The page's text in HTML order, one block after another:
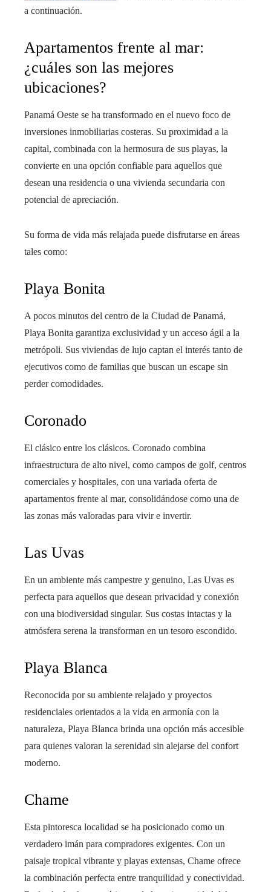
a continuación.
Apartamentos frente al mar:
¿cuáles son las mejores
ubicaciones?
Panamá Oeste se ha transformado en el nuevo foco de
inversiones inmobiliarias costeras. Su proximidad a la
capital, combinada con la hermosura de sus playas, la
convierte en una opción confiable para aquellos que
desean una residencia o una vivienda secundaria con
potencial de apreciación.
Su forma de vida más relajada puede disfrutarse en áreas
tales como:
Playa Bonita
A pocos minutos del centro de la Ciudad de Panamá,
Playa Bonita garantiza exclusividad y un acceso ágil a la
metrópoli. Sus viviendas de lujo captan el interés tanto de
ejecutivos como de familias que buscan un escape sin
perder comodidades.
Coronado
El clásico entre los clásicos. Coronado combina
infraestructura de alto nivel, como campos de golf, centros
comerciales y hospitales, con una variada oferta de
apartamentos frente al mar, consolidándose como una de
las zonas más valoradas para vivir e invertir.
Las Uvas
En un ambiente más campestre y genuino, Las Uvas es
perfecta para aquellos que desean privacidad y conexión
con una biodiversidad singular. Sus costas intactas y la
atmósfera serena la transforman en un tesoro escondido.
Playa Blanca
Reconocida por su ambiente relajado y proyectos
residenciales orientados a la vida en armonía con la
naturaleza, Playa Blanca brinda una opción más accesible
para quienes valoran la serenidad sin alejarse del confort
moderno.
Chame
Esta pintoresca localidad se ha posicionado como un
verdadero imán para compradores exigentes. Con un
paisaje tropical vibrante y playas extensas, Chame ofrece
la combinación perfecta entre tranquilidad y conectividad.